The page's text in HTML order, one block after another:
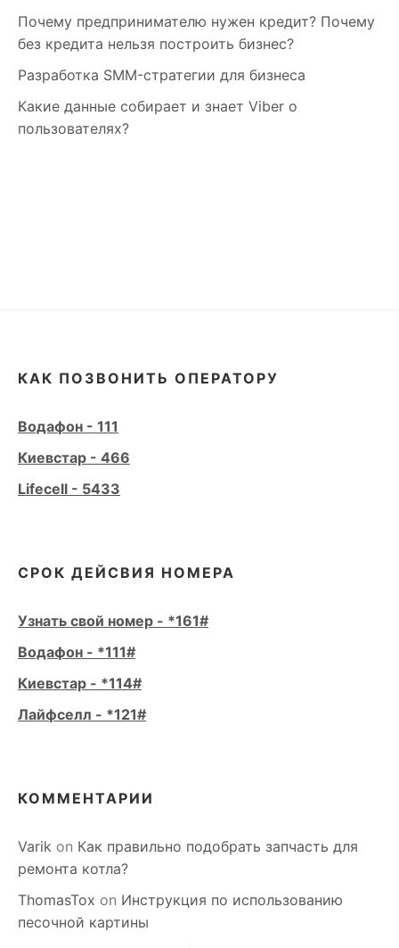
Почему предпринимателю нужен кредит? Почему
без кредита нельзя построить бизнес?
Разработка SMM-стратегии для бизнеса
Какие данные собирает и знает Viber о
пользователях?
КАК ПОЗВОНИТЬ ОПЕРАТОРУ
Водафон - 111
Киевстар - 466
Lifecell - 5433
СРОК ДЕЙСВИЯ НОМЕРА
Узнать свой номер - *161#
Водафон - *111#
Киевстар - *114#
Лайфселл - *121#
КОММЕНТАРИИ
Varik on Как правильно подобрать запчасть для
ремонта котла?
ThomasTox on Инструкция по использованию
песочной картины